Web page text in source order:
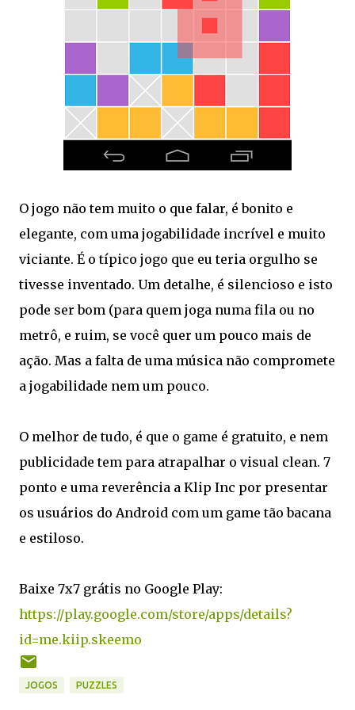
O jogo não tem muito o que falar, é bonito e
elegante, com uma jogabilidade incrível e muito
viciante. É o típico jogo que eu teria orgulho se
tivesse inventado. Um detalhe, é silencioso e isto
pode ser bom (para quem joga numa fila ou no
metrô, e ruim, se você quer um pouco mais de
ação. Mas a falta de uma música não compromete
a jogabilidade nem um pouco.
O melhor de tudo, é que o game é gratuito, e nem
publicidade tem para atrapalhar o visual clean. 7
ponto e uma reverência a Klip Inc por presentar
os usuários do Android com um game tão bacana
e estiloso.
Baixe 7x7 grátis no Google Play:
https://play.google.com/store/apps/details?
id=me.kiip.skeemo
JOGOS PUZZLES